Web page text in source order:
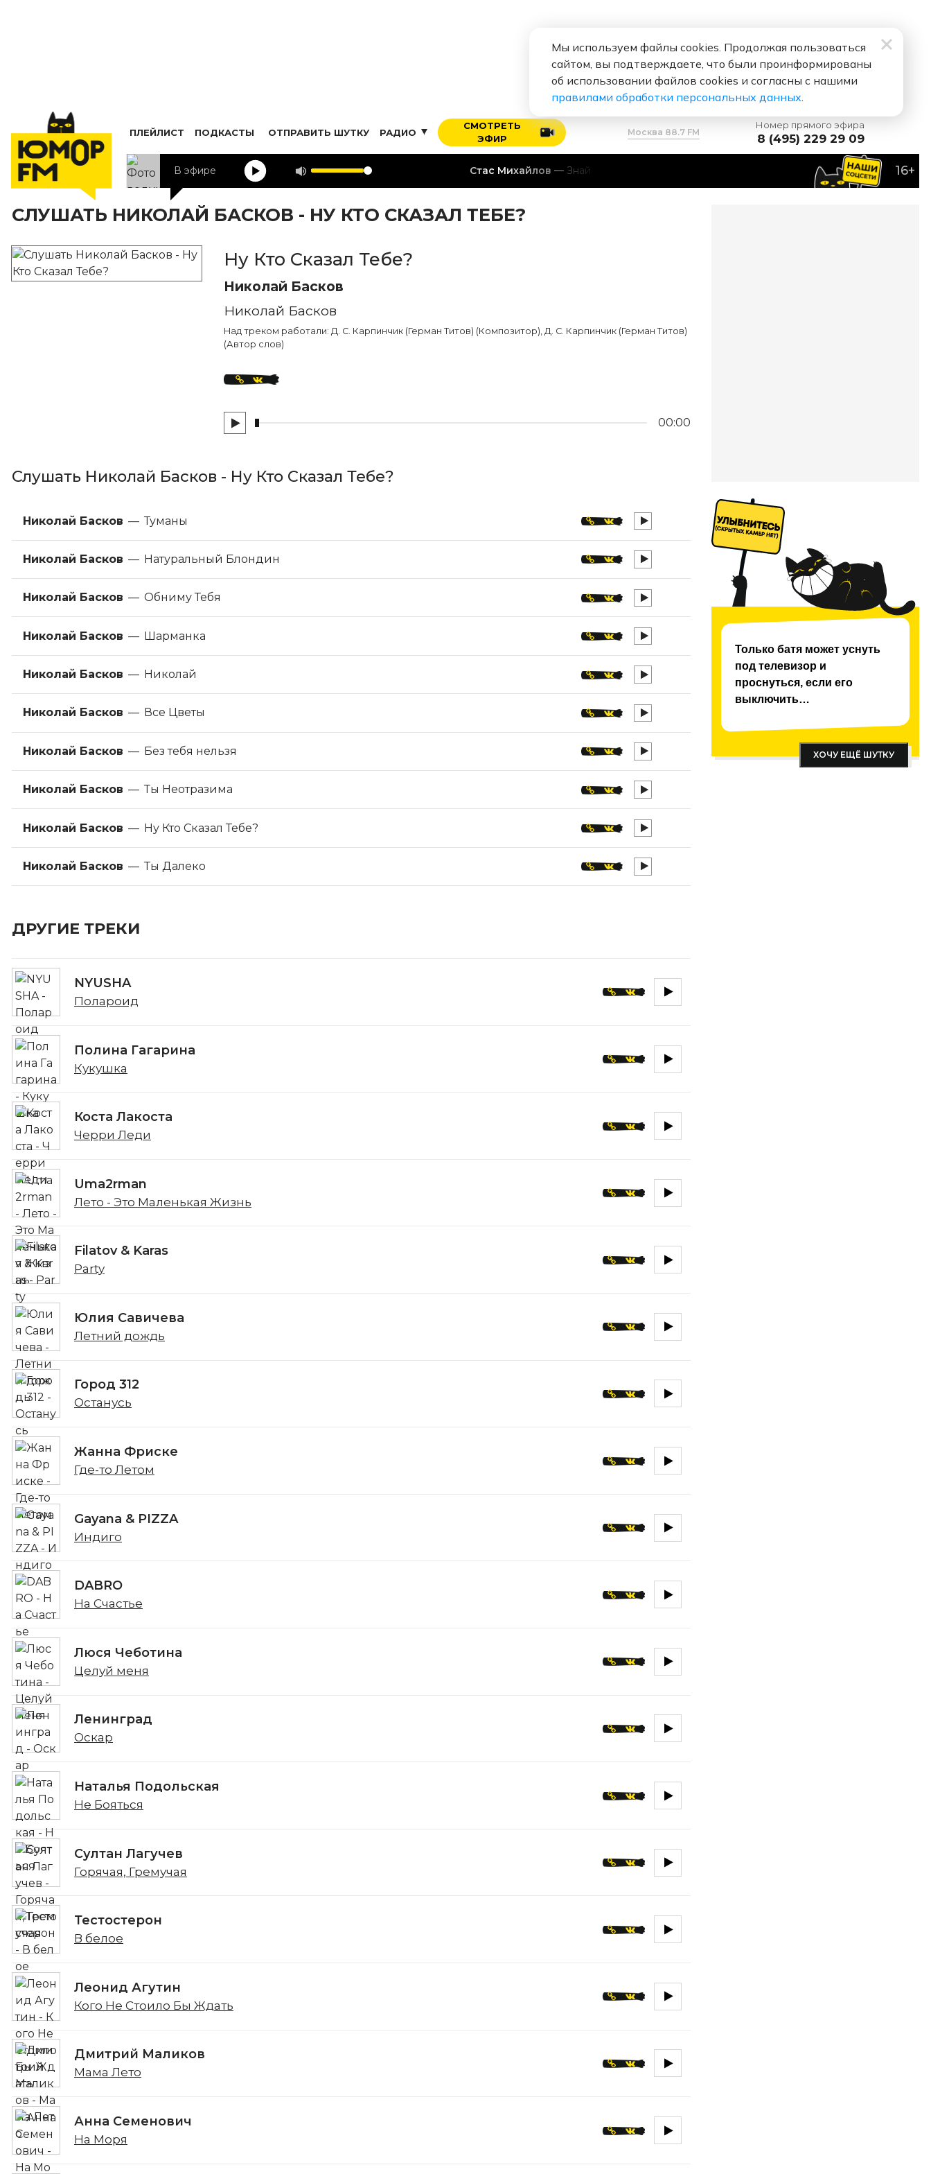
ПЛЕЙЛИСТ ПОДКАСТЫ ОТПРАВИТЬ ШУТКУ РАДИО
СМОТРЕТЬ
ЭФИР
Москва 88.7 FM
Номер прямого эфира
8 (495) 229 29 09
В эфире Стас Михайлов Знай 16+
СЛУШАТЬ НИКОЛАЙ БАСКОВ - НУ КТО СКАЗАЛ ТЕБЕ?
Ну Кто Сказал Тебе?
Николай Басков
Николай Басков
Над треком работали: Д. С. Карпинчик (Герман Титов) (Композитор), Д. С. Карпинчик (Герман Титов)
(Автор слов)
00:00
Слушать Николай Басков - Ну Кто Сказал Тебе?
Николай Басков — Туманы
Николай Басков — Натуральный Блондин
Николай Басков — Обниму Тебя
Николай Басков — Шарманка
Николай Басков — Николай
Николай Басков — Все Цветы
Николай Басков — Без тебя нельзя
Николай Басков — Ты Неотразима
Николай Басков — Ну Кто Сказал Тебе?
Николай Басков — Ты Далеко
ДРУГИЕ ТРЕКИ
NYUSHA
Полароид
Полина Гагарина
Кукушка
Коста Лакоста
Черри Леди
Uma2rman
Лето - Это Маленькая Жизнь
Filatov & Karas
Party
Юлия Савичева
Летний дождь
Город 312
Останусь
Жанна Фриске
Где-то Летом
Gayana & PIZZA
Индиго
DABRO
На Счастье
Люся Чеботина
Целуй меня
Ленинград
Оскар
Наталья Подольская
Не Бояться
Султан Лагучев
Горячая, Гремучая
Тестостерон
В белое
Леонид Агутин
Кого Не Стоило Бы Ждать
Дмитрий Маликов
Мама Лето
Анна Семенович
На Моря
Только батя может уснуть
под телевизор и
проснуться, если его
выключить…
ХОЧУ ЕЩЁ ШУТКУ
Мы используем файлы cookies. Продолжая пользоваться
сайтом, вы подтверждаете, что были проинформированы
об использовании файлов cookies и согласны с нашими
правилами обработки персональных данных.